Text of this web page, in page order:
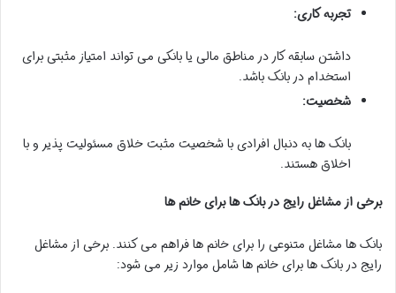
تجربه کاری:
داشتن سابقه کار در مناطق مالی یا بانکی می تواند امتیاز مثبتی برای
استخدام در بانک باشد.
شخصیت:
بانک ها به دنبال افرادی با شخصیت مثبت خلاق مسئولیت پذیر و با
اخلاق هستند.
برخی از مشاغل رایج در بانک ها برای خانم ها
بانک ها مشاغل متنوعی را برای خانم ها فراهم می کنند. برخی از مشاغل
رایج در بانک ها برای خانم ها شامل موارد زیر می شود: